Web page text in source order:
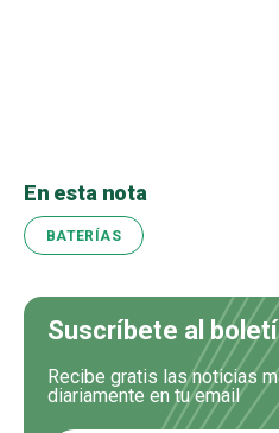
En esta nota
BATERÍAS
Suscríbete al
Recibe gratis las noticias
diariamente en tu email